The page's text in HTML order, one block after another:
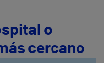
o
cercano